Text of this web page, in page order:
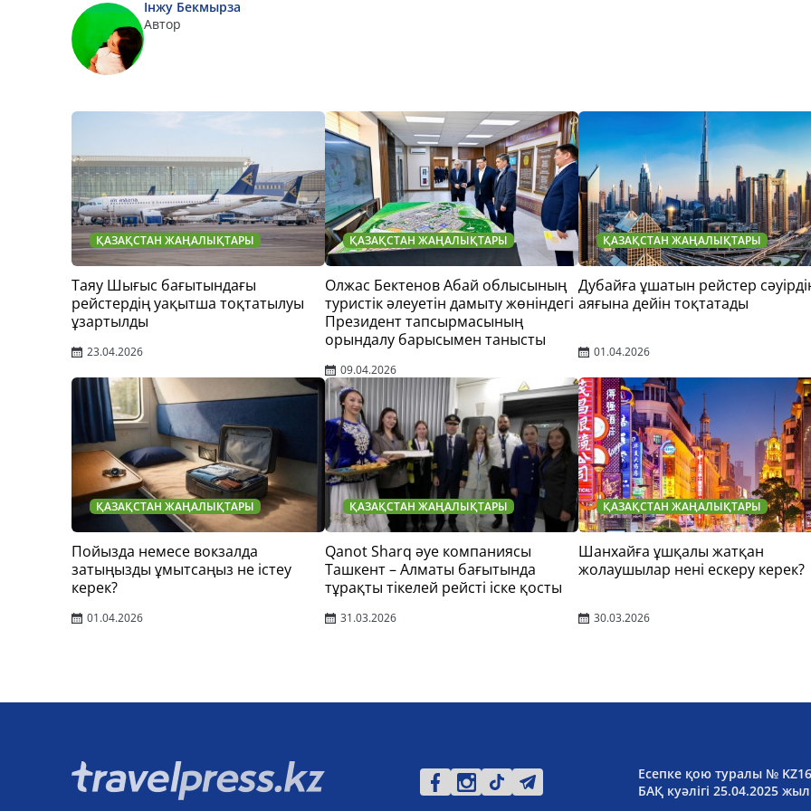
Інжу Бекмырза
Автор
ҚАЗАҚСТАН ЖАҢАЛЫҚТАРЫ
Таяу Шығыс бағытындағы
рейстердің уақытша тоқтатылуы
ұзартылды
23.04.2026
ҚАЗАҚСТАН ЖАҢАЛЫҚТАРЫ
Олжас Бектенов Абай облысының
туристік әлеуетін дамыту жөніндегі
Президент тапсырмасының
орындалу барысымен танысты
09.04.2026
ҚАЗАҚСТАН ЖАҢАЛЫҚТАРЫ
Дубайға ұшатын рейстер
аяғына дейін тоқтатады
01.04.2026
ҚАЗАҚСТАН ЖАҢАЛЫҚТАРЫ
Пойызда немесе вокзалда
затыңызды ұмытсаңыз не істеу
керек?
01.04.2026
ҚАЗАҚСТАН ЖАҢАЛЫҚТАРЫ
Qanot Sharq әуе компаниясы
Ташкент – Алматы бағытында
тұрақты тікелей рейсті іске қосты
31.03.2026
ҚАЗАҚСТАН ЖАҢАЛЫҚТАРЫ
Шанхайға ұшқалы жатқан
жолаушылар нені ескеру керек?
30.03.2026
Есепке қою туралы №
БАҚ куәлігі 25.04.2025